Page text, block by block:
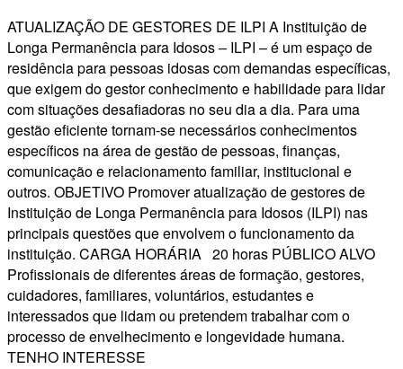
ATUALIZAÇÃO DE GESTORES DE ILPI A Instituição de
Longa Permanência para Idosos – ILPI – é um espaço de
residência para pessoas idosas com demandas específicas,
que exigem do gestor conhecimento e habilidade para lidar
com situações desafiadoras no seu dia a dia. Para uma
gestão eficiente tornam-se necessários conhecimentos
específicos na área de gestão de pessoas, finanças,
comunicação e relacionamento familiar, institucional e
outros. OBJETIVO Promover atualização de gestores de
Instituição de Longa Permanência para Idosos (ILPI) nas
principais questões que envolvem o funcionamento da
instituição. CARGA HORÁRIA 20 horas PÚBLICO ALVO
Profissionais de diferentes áreas de formação, gestores,
cuidadores, familiares, voluntários, estudantes e
interessados que lidam ou pretendem trabalhar com o
processo de envelhecimento e longevidade humana.
TENHO INTERESSE